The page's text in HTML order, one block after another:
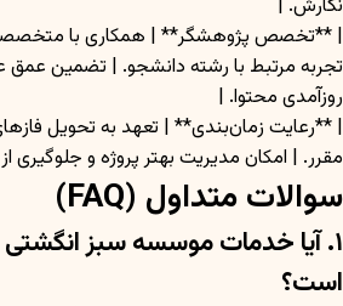
نگارش. |
| **تخصص پژوهشگر** | همکاری با
تجربه مرتبط با رشته دانشجو. | تضمین
روزآمدی محتوا. |
| **رعایت زمان‌بندی** | تعهد به تحویل
مقرر. | امکان مدیریت بهتر پروژه و جلوگیری
سوالات متداول (FAQ)
۱. آیا خدمات موسسه سبز
است؟